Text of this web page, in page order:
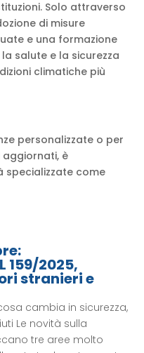
Solo attraverso
di misure
e una formazione
salute e la sicurezza
climatiche più
personalizzate o per
è
specializzate come
159/2025,
stranieri e
cambia in sicurezza,
Le novità sulla
tre aree molto